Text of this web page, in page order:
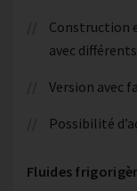
Construction
avec
Version avec
Possibilité
Fluides